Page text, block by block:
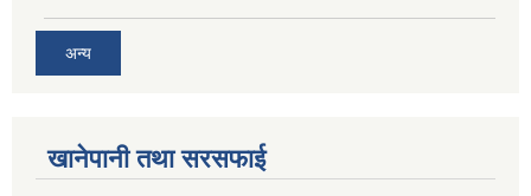
अन्य
खानेपानी तथा सरसफाई